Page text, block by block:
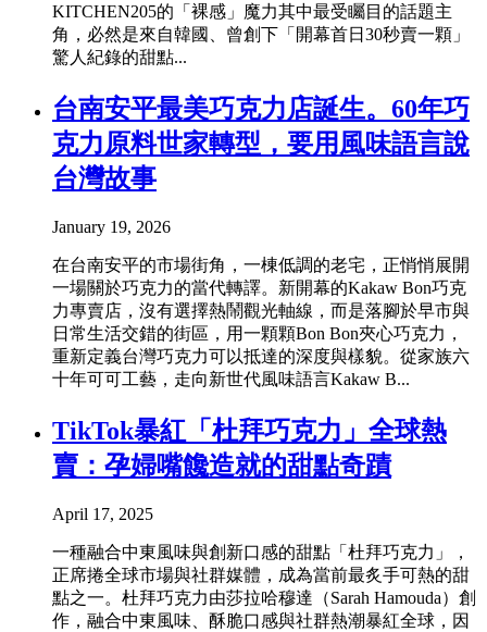
KITCHEN205的「裸感」魔力其中最受矚目的話題主
角，必然是來自韓國、曾創下「開幕首日30秒賣一顆」
驚人紀錄的甜點...
台南安平最美巧克力店誕生。60年巧
克力原料世家轉型，要用風味語言說
台灣故事
January 19, 2026
在台南安平的市場街角，一棟低調的老宅，正悄悄展開
一場關於巧克力的當代轉譯。新開幕的Kakaw Bon巧克
力專賣店，沒有選擇熱鬧觀光軸線，而是落腳於早市與
日常生活交錯的街區，用一顆顆Bon Bon夾心巧克力，
重新定義台灣巧克力可以抵達的深度與樣貌。從家族六
十年可可工藝，走向新世代風味語言Kakaw B...
TikTok暴紅「杜拜巧克力」全球熱
賣：孕婦嘴饞造就的甜點奇蹟
April 17, 2025
一種融合中東風味與創新口感的甜點「杜拜巧克力」，
正席捲全球市場與社群媒體，成為當前最炙手可熱的甜
點之一。杜拜巧克力由莎拉哈穆達（Sarah Hamouda）創
作，融合中東風味、酥脆口感與社群熱潮暴紅全球，因